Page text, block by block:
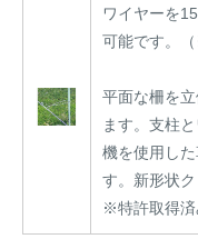
ワイヤーを
可能です。
平面な柵を
ます。支柱
機を使用し
す。新形状ク
※特許取得済